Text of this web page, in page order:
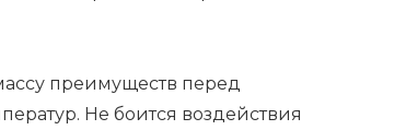
преимуществ перед
Не боится воздействия